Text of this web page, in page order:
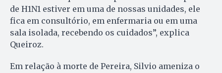
de H1N1 estiver em uma de nossas uni­dades, ele
fica em consultório, em enfermaria ou em uma
sala iso­lada, recebendo os cuidados”, ex­plica
Queiroz.
Em relação à morte de Pe­rei­ra, Silvio ameniza o